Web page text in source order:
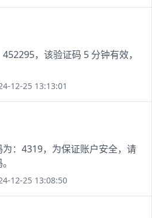
，该验证码 5 分钟有效，
12-25 13:13:01
为：4319，为保证账户安全，请
12-25 13:08:50